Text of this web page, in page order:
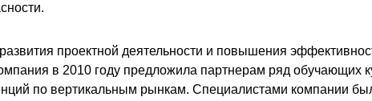
проектной деятельности и повышения
в 2010 году предложила партнерам ряд обучающих
по вертикальным рынкам. Специалистами компании